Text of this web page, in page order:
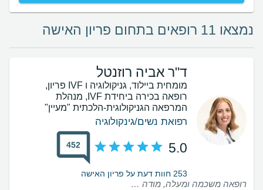
נמצאו 11 רופאים בתחום פריון האישה
ד"ר אביה רוזנטל
מומחית ביילוד, גניקולוגיה ו IVF פריון,
רופאה בכירה ביחידת IVF, מנהלת
המרפאה הגניקולוגית-הלכתית "מעיין"
רפואת נשים/גינקולוגיה
5.0
452
253 חוות דעת על פריון האישה
רופאה משכמה ומעלה, מודה לה על הרוגע והפרופורציות שנתת לנו , עם אמונה אמיתית בתהליך. ממליצה בחום רב.